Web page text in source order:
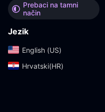
Prebaci na tamni
način
Jezik
English (US)‎
Hrvatski(HR)‎